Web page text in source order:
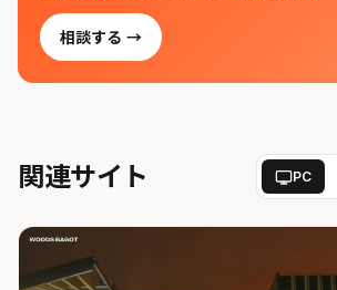
相談する →
関連サイト PC